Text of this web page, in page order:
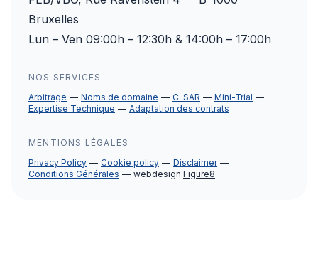
Bruxelles
Lun – Ven 09:00h – 12:30h & 14:00h – 17:00h
NOS SERVICES
Arbitrage
Noms de domaine C-SAR
Mini-Trial
Expertise Technique
Adaptation des contrats
MENTIONS LÉGALES
Privacy Policy
Cookie policy
Disclaimer
Conditions Générales
webdesign Figure8